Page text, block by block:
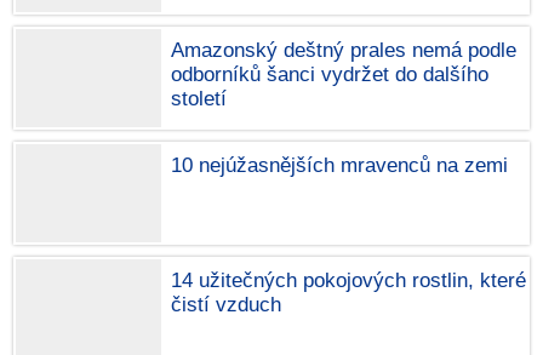
Amazonský deštný prales nemá podle
odborníků šanci vydržet do dalšího
století
10 nejúžasnějších mravenců na zemi
14 užitečných pokojových rostlin, které
čistí vzduch